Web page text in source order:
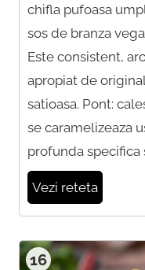
chifla pufoasa
sos de branza
Este consistent,
apropiat de
satioasa. Pont:
se caramelizeaza
profunda specifica
Vezi reteta
16